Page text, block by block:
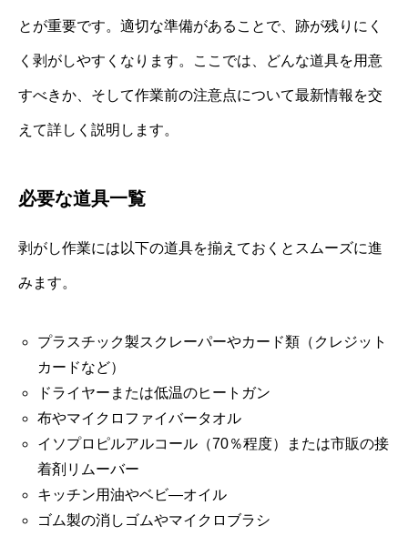
とが重要です。適切な準備があることで、跡が残りにく
く剥がしやすくなります。ここでは、どんな道具を用意
すべきか、そして作業前の注意点について最新情報を交
えて詳しく説明します。
必要な道具一覧
剥がし作業には以下の道具を揃えておくとスムーズに進
みます。
プラスチック製スクレーパーやカード類（クレジット
カードなど）
ドライヤーまたは低温のヒートガン
布やマイクロファイバータオル
イソプロピルアルコール（70％程度）または市販の接
着剤リムーバー
キッチン用油やベビ―オイル
ゴム製の消しゴムやマイクロブラシ